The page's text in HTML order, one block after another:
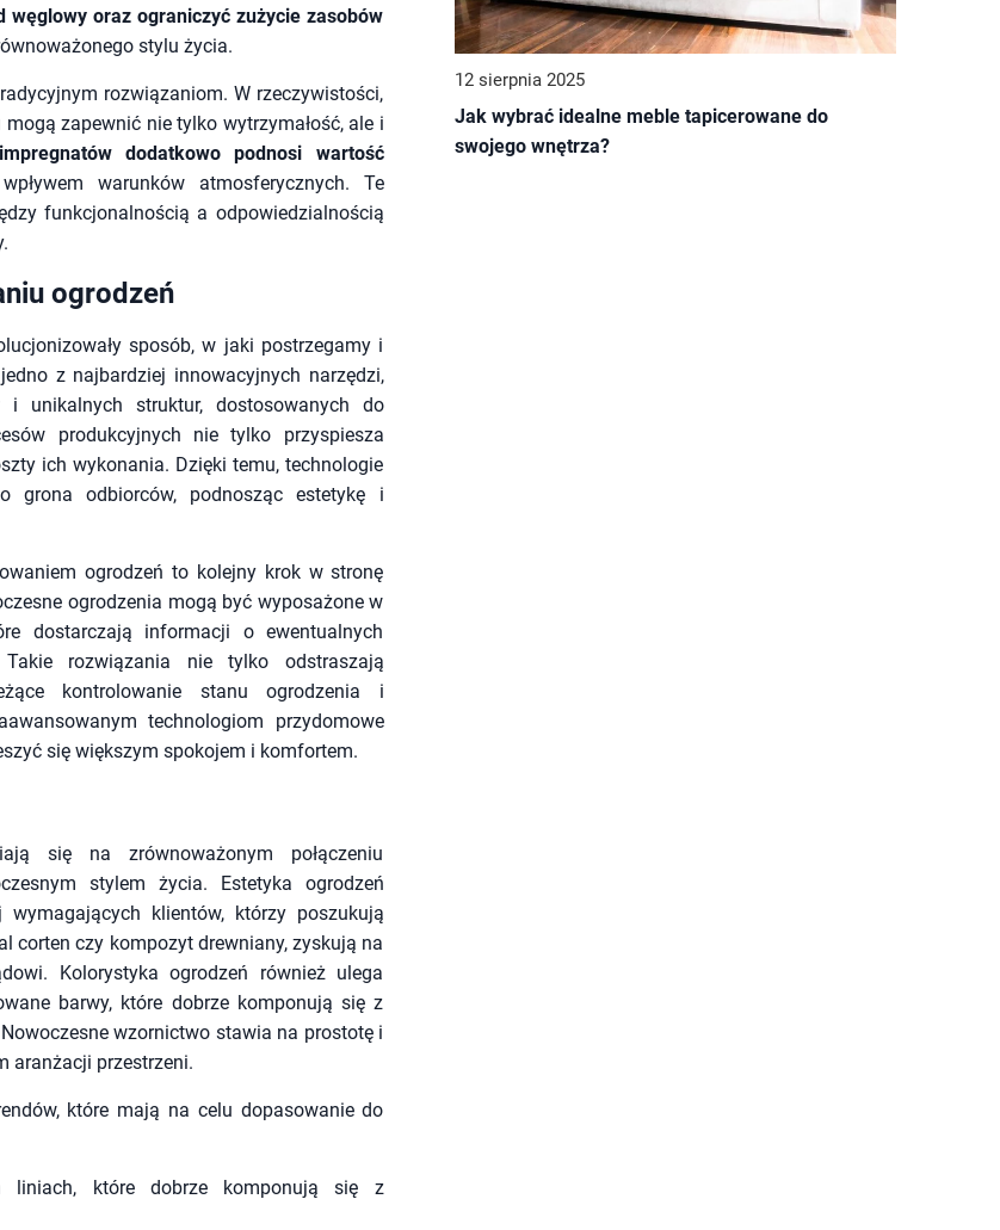
węglowy oraz ograniczyć zużycie zasobów
stylu życia.
rozwiązaniom. W rzeczywistości,
zapewnić nie tylko wytrzymałość, ale i
dodatkowo podnosi wartość
warunków atmosferycznych. Te
funkcjonalnością a odpowiedzialnością
ogrodzeń
sposób, w jaki postrzegamy i
z najbardziej innowacyjnych narzędzi,
unikalnych struktur, dostosowanych do
produkcyjnych nie tylko przyspiesza
ich wykonania. Dzięki temu, technologie
grona odbiorców, podnosząc estetykę i
ogrodzeń to kolejny krok w stronę
ogrodzenia mogą być wyposażone w
dostarczają informacji o ewentualnych
rozwiązania nie tylko odstraszają
kontrolowanie stanu ogrodzenia i
technologiom przydomowe
się większym spokojem i komfortem.
się na zrównoważonym połączeniu
stylem życia. Estetyka ogrodzeń
klientów, którzy poszukują
corten czy kompozyt drewniany, zyskują na
Kolorystyka ogrodzeń również ulega
barwy, które dobrze komponują się z
wzornictwo stawia na prostotę i
aranżacji przestrzeni.
które mają na celu dopasowanie do
liniach, które dobrze komponują się z
12 sierpnia 2025
Jak wybrać idealne meble tapicerowane do
swojego wnętrza?